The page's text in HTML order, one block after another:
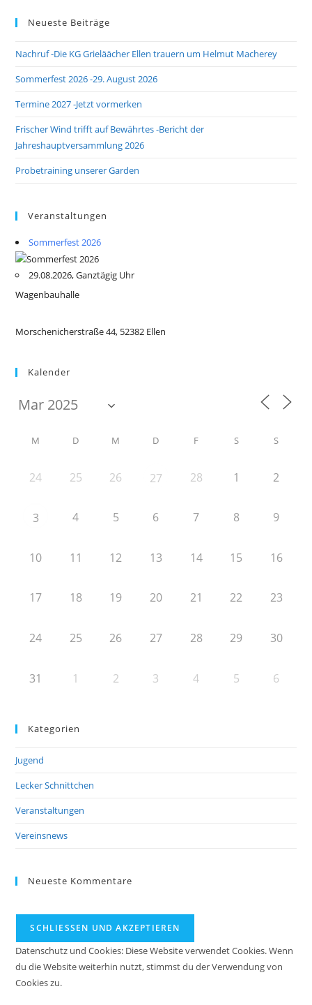
Neueste Beiträge
Nachruf -Die KG Grieläächer Ellen trauern um Helmut Macherey
Sommerfest 2026 -29. August 2026
Termine 2027 -Jetzt vormerken
Frischer Wind trifft auf Bewährtes -Bericht der
Jahreshauptversammlung 2026
Probetraining unserer Garden
Veranstaltungen
Sommerfest 2026
29.08.2026, Ganztägig Uhr
Wagenbauhalle
Morschenicherstraße 44, 52382 Ellen
Kalender
M D M D F S S
24 25 26 27 28 1 2
3 4 5 6 7 8 9
10 11 12 13 14 15 16
17 18 19 20 21 22 23
24 25 26 27 28 29 30
31 1 2 3 4 5 6
Kategorien
Jugend
Lecker Schnittchen
Veranstaltungen
Vereinsnews
Neueste Kommentare
Datenschutz und Cookies: Diese Website verwendet Cookies. Wenn
du die Website weiterhin nutzt, stimmst du der Verwendung von
Cookies zu.